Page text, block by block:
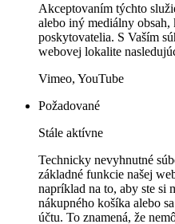
Akceptovaním týchto
alebo iný mediálny
poskytovatelia. S Vaším
webovej lokalite
Vimeo, YouTube
Požadované
Stále aktívne
Technicky nevyhnutné
základné funkcie našej
napríklad na to, aby ste
nákupného košíka alebo
účtu. To znamená, že